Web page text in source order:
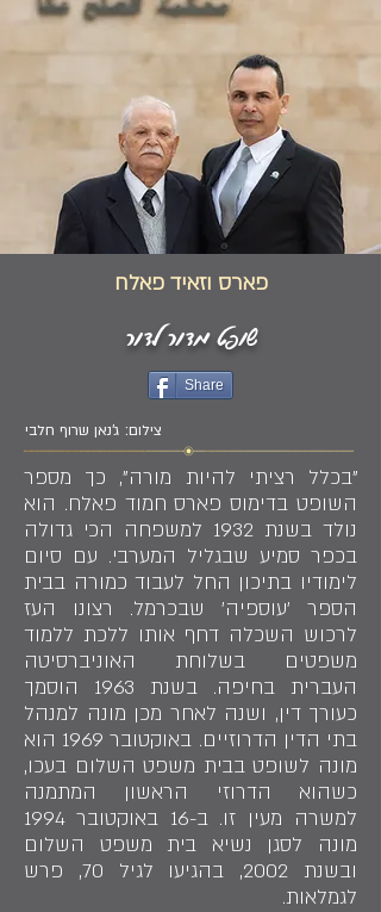
פארס וזאיד פאלח
שופט מדור לדור
Share
צילום: ג'נאן שרוף חלבי
"בכלל רציתי להיות מורה", כך מספר
השופט בדימוס פארס חמוד פאלח. הוא
נולד בשנת 1932 למשפחה הכי גדולה
בכפר סמיע שבגליל המערבי. עם סיום
לימודיו בתיכון החל לעבוד כמורה בבית
הספר 'עוספיה' שבכרמל. רצונו העז
לרכוש השכלה דחף אותו ללכת ללמוד
משפטים בשלוחת האוניברסיטה
העברית בחיפה. בשנת 1963 הוסמך
כעורך דין, ושנה לאחר מכן מונה למנהל
בתי הדין הדרוזיים. באוקטובר 1969 הוא
מונה לשופט בבית משפט השלום בעכו,
כשהוא הדרוזי הראשון המתמנה
למשרה מעין זו. ב-16 באוקטובר 1994
מונה לסגן נשיא בית משפט השלום
ובשנת 2002, בהגיעו לגיל 70, פרש
לגמלאות.